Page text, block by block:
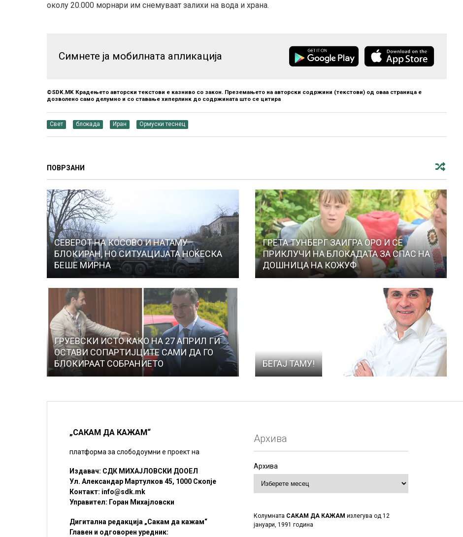
околу 20.000 морнари им снемуваат залихи на вода и храна.
Симнете ја мобилната апликација
©SDK.MK Крадењето авторски текстови е казниво со закон. Преземањето на авторски содржини (текстови) од оваа страница е
дозволено само делумно и со ставање хиперлинк до содржината што се цитира
Свет блокада Иран Ормуски теснец
ПОВРЗАНИ
СЕВЕРОТ НА КОСОВО И НАТАМУ
БЛОКИРАН, НО СИТУАЦИЈАТА НОЌЕСКА
БЕШЕ МИРНА
ГРЕТА ТУНБЕРГ ЗАИГРА ОРО И СЕ
ПРИКЛУЧИ НА БЛОКАДАТА ЗА СПАС НА
ДОШНИЦА НА КОЖУФ
ГРУЕВСКИ ИСТО КАКО НА 27 АПРИЛ ГИ
ОСТАВИ СОПАРТИЈЦИТЕ САМИ ДА ГО
БЛОКИРААТ СОБРАНИЕТО
БЕГАЈ ТАМУ!
„САКАМ ДА КАЖАМ“
платформа за слободоумни е проект на
Издавач: СДК МИХАЈЛОВСКИ ДООЕЛ
Ул. Александар Мартулков 45, 1000 Скопје
Контакт: info@sdk.mk
Управител: Горан Михајловски
Дигитална редакција „Сакам да кажам“
Главен и одговорен уредник:
Архива
Архива
Колумната САКАМ ДА КАЖАМ излегува од 12
јануари, 1991 година